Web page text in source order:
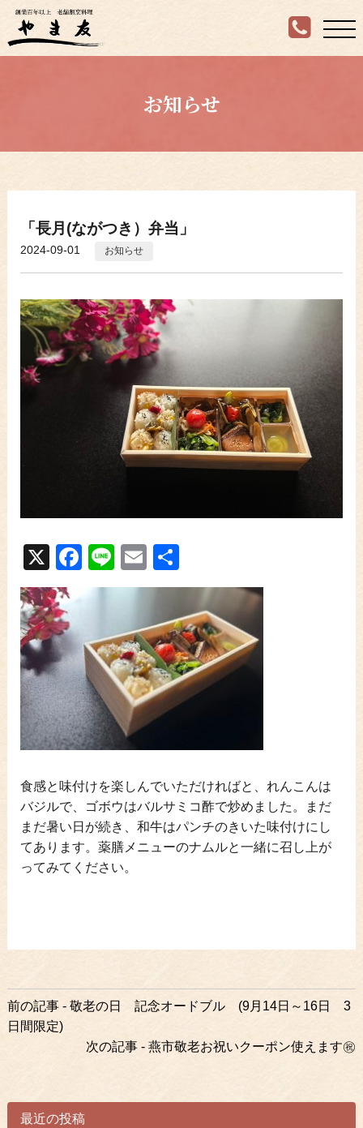
お知らせ
「長月(ながつき）弁当」
2024-09-01 お知らせ
X Facebook
LineEmail
有
食感と味付けを楽しんでいただければと、れんこんは
バジルで、ゴボウはバルサミコ酢で炒めました。まだ
まだ暑い日が続き、和牛はパンチのきいた味付けにし
てあります。薬膳メニューのナムルと一緒に召し上が
ってみてください。
前
後
へ
前の記事 - 敬老の日 記念オードブル (9月14日～16日 3
日間限定)
次の記事 - 燕市敬老お祝いクーポン使えます㊗
最近の投稿